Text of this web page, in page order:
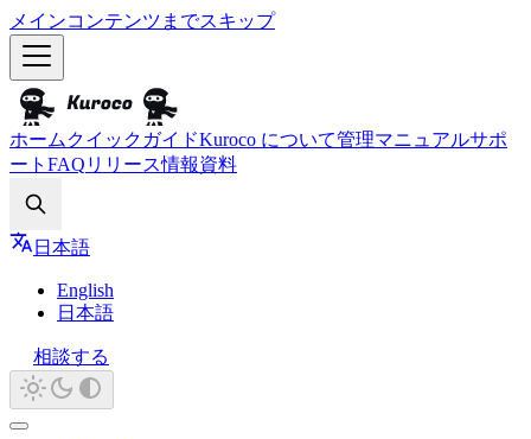
メインコンテンツまでスキップ
ホーム クイックガイドKuroco について管理マニュアルサポ
ート FAQ リリース情報資料
日本語
English
日本語
相談する